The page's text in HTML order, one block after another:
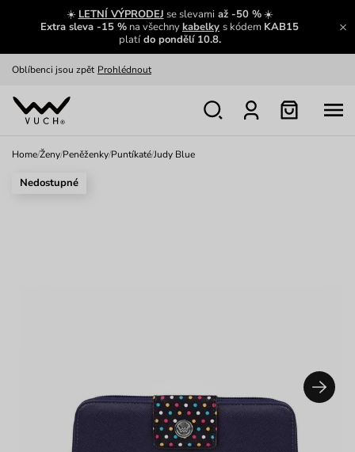
☀️ LETNÍ VÝPRODEJ se slevamiaž -50 %☀️
Extra sleva -15 % na všechnykabelky s kódem KAB15
platído pondělí 10.8.
Zajímavosti ze světa Vuch:
Zobrazit
Oblíbenci jsou zpět Prohlédnout
Nech se inspirovat
Home/Ženy/Peněženky/Puntíkaté/Judy Blue
Nedostupné